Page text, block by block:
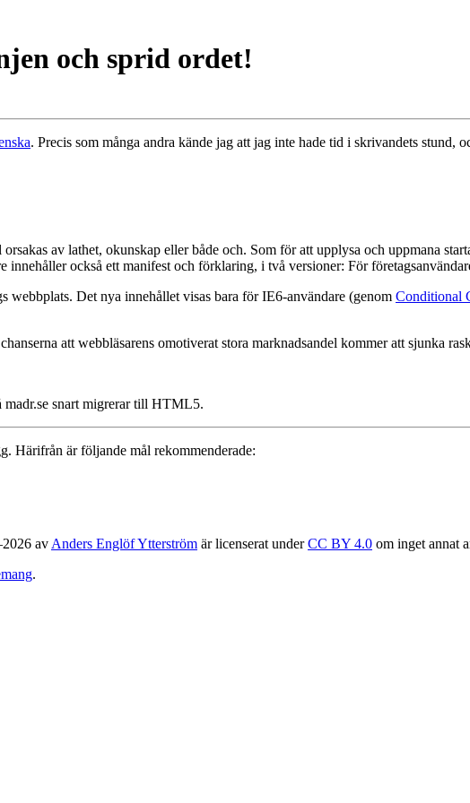
och sprid ordet!
. Precis som många andra kände jag att jag inte hade tid i skrivandets stund,
av lathet, okunskap eller både och. Som för att upplysa och uppmana
också ett manifest och förklaring, i två versioner: För
Det nya innehållet visas bara för IE6-användare (genom Conditional
att webbläsarens omotiverat stora marknadsandel kommer att sjunka
madr.se snart migrerar till HTML5.
Härifrån är följande mål rekommenderade:
av Anders Englöf Ytterström är licenserat underCC BY 4.0 om inget annat
.